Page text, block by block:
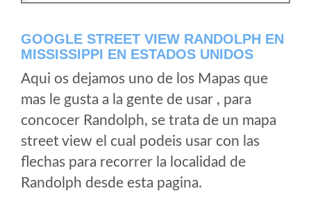
GOOGLE STREET VIEW RANDOLPH EN
MISSISSIPPI EN ESTADOS UNIDOS
Aqui os dejamos uno de los Mapas que
mas le gusta a la gente de usar , para
concocer Randolph, se trata de un mapa
street view el cual podeis usar con las
flechas para recorrer la localidad de
Randolph desde esta pagina.